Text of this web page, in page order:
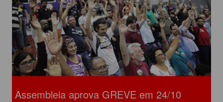
Assembleia aprova GREVE em 24/10